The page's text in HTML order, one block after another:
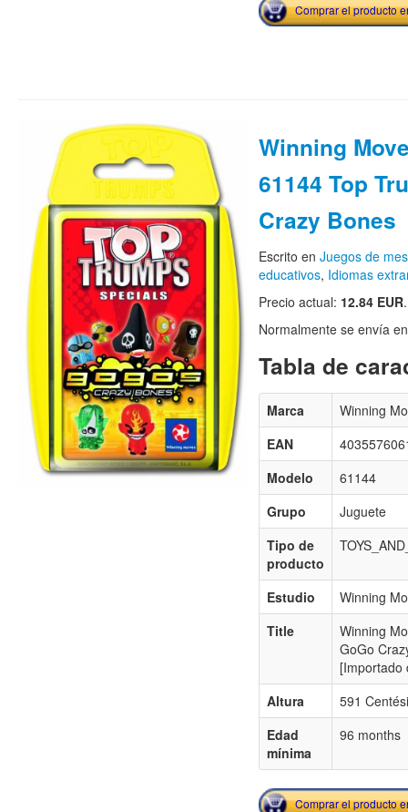
Comprar el producto
Winning
61144 Top
Crazy Bones
Escrito en Juegos de
educativos, Idiomas
Precio actual: 12.84 EUR.
Normalmente se envía
Tabla de
Marca
Winning
EAN
Modelo
61144
Grupo
Juguete
Tipo de
producto
Estudio
Winning
Title
Winning
GoGo
[Importado
Altura
591
Edad
mínima
96 months
Comprar el producto